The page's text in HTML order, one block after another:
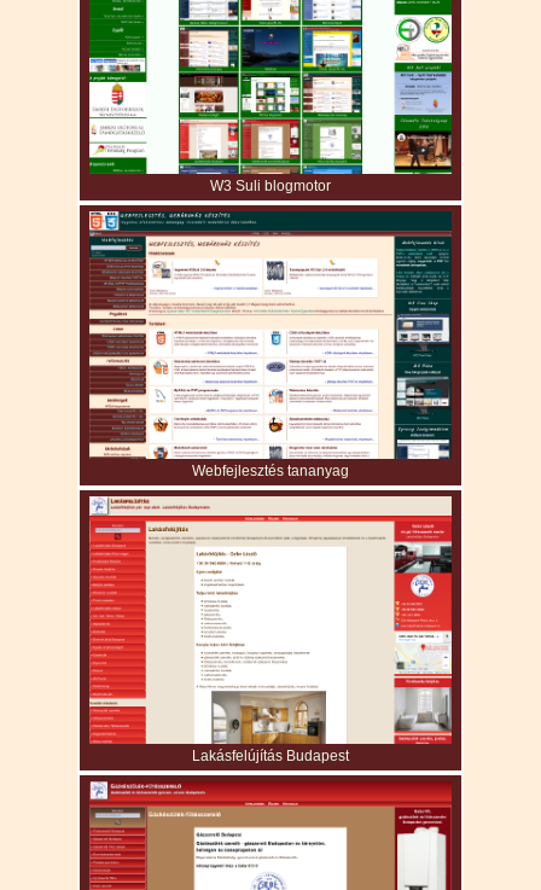
W3 Suli blogmotor
Webfejlesztés tananyag
Lakásfelújítás Budapest